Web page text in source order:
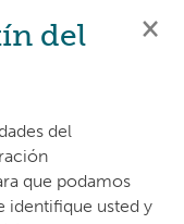
by people
projects or
del
×
del
que podamos
identifique usted y